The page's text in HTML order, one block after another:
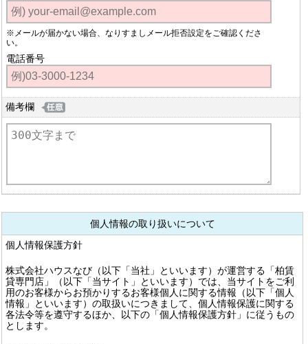
※メールが届かない場合、なりすましメール拒否設定をご確認くださ
い。
電話番号
備考欄
個人情報の取り扱いについて
個人情報保護方針
株式会社ハウスなび（以下「当社」といいます）が運営する「柏賃
貸専門店」（以下「当サイト」といいます）では、当サイトをご利
用のお客様からお預かりするお客様個人に関する情報（以下「個人
情報」といいます）の取扱いにつきまして、個人情報保護に関する
各法令等を遵守するほか、以下の「個人情報保護方針」に従うもの
とします。